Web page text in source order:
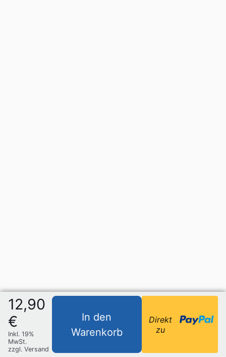
12,90
€
Inkl. 19%
MwSt.
zzgl. Versand
In den
Warenkorb
Direkt
zu